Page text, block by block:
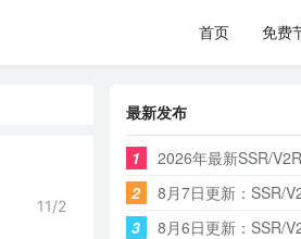
首页 免费
11/2
最新发布
1
2026年最新SSR/
2
8月7日更新：SSR/
3
8月6日更新：SSR/